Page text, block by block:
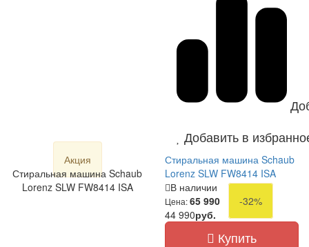
Добавить в
Акция
Стиральная машина Schaub
Lorenz SLW FW8414 ISA
Стиральная машина Schaub
Lorenz SLW FW8414 ISA
В наличии
Цена:65 990
-32%
44 990руб.
Купить